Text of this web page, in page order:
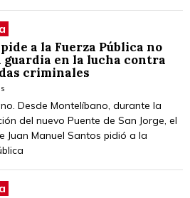
a la Fuerza Pública no
guardia en la lucha contra
criminales
Desde Montelíbano, durante la
del nuevo Puente de San Jorge, el
Juan Manuel Santos pidió a la